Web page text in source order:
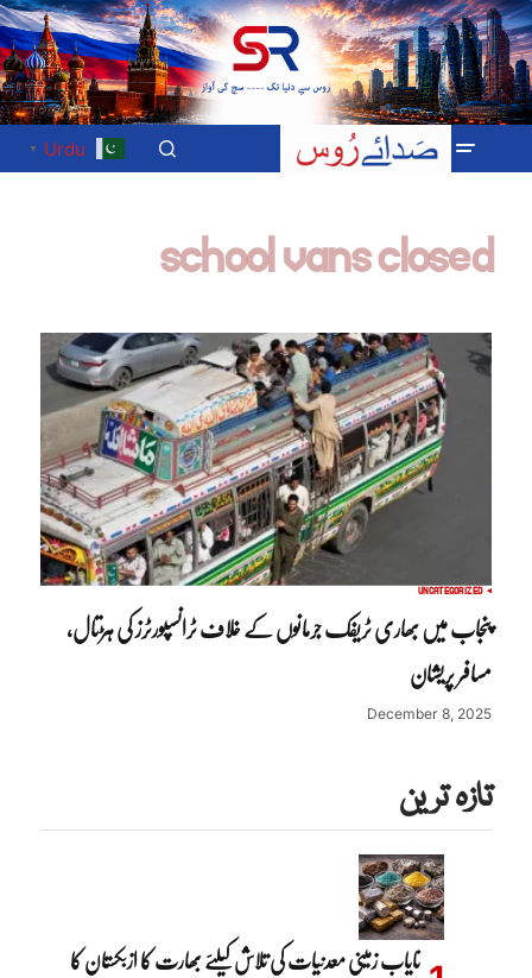
Urdu
▼
school vans closed
UNCATEGORIZED
پنجاب میں بھاری ٹریفک جرمانوں کے خلاف ٹرانسپورٹرز کی ہڑتال،
مسافر پریشان
December 8, 2025
تازہ ترین
نایاب زمینی معدنیات کی تلاش کیلئے بھارت کا ازبکستان کا